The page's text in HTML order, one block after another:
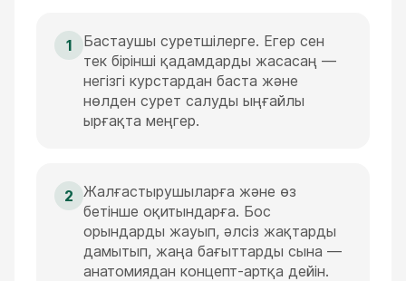
1
Бастаушы суретшілерге. Егер сен
тек бірінші қадамдарды жасасаң —
негізгі курстардан баста және
нөлден сурет салуды ыңғайлы
ырғақта меңгер.
2
Жалғастырушыларға және өз
бетінше оқитындарға. Бос
орындарды жауып, әлсіз жақтарды
дамытып, жаңа бағыттарды сына —
анатомиядан концепт-артқа дейін.